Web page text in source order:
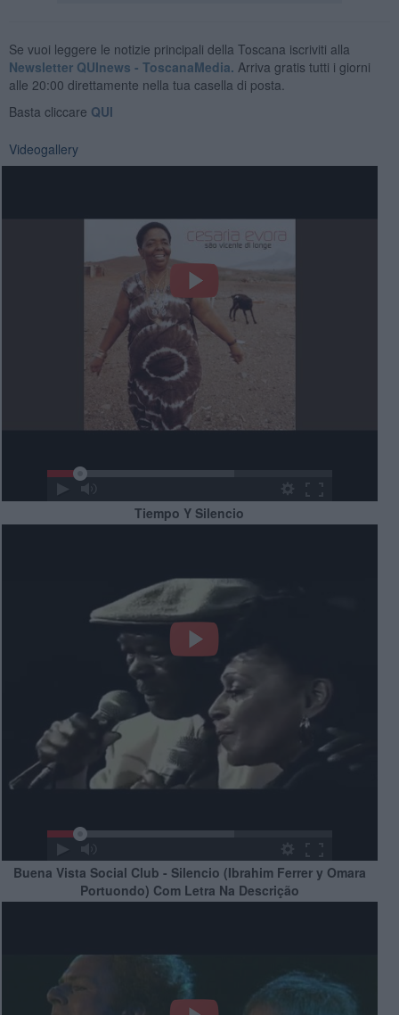
Se vuoi leggere le notizie principali della Toscana iscriviti alla
Newsletter QUInews - ToscanaMedia. Arriva gratis tutti i giorni
alle 20:00 direttamente nella tua casella di posta.
Basta cliccare QUI
Videogallery
Tiempo Y Silencio
Buena Vista Social Club - Silencio (Ibrahim Ferrer y Omara
Portuondo) Com Letra Na Descrição